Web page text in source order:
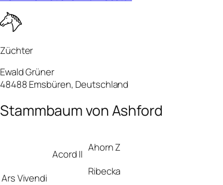
Züchter
Ewald Grüner
48488 Emsbüren, Deutschland
Stammbaum von Ashford
Ars Vivendi
Acord II
Ahorn Z
Ribecka